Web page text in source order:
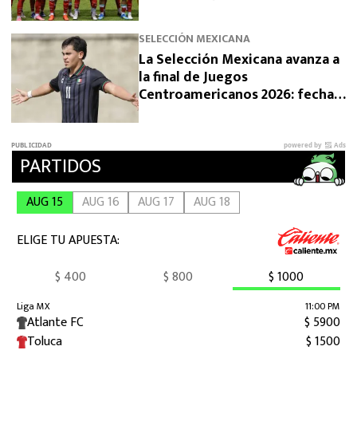
SELECCIÓN MEXICANA
La Selección Mexicana avanza a
la final de Juegos
Centroamericanos 2026: fecha,